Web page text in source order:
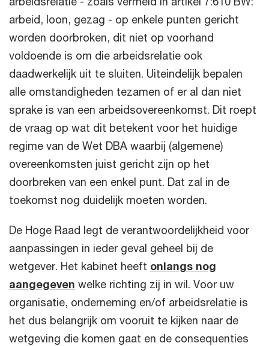
arbeid, loon, gezag - op enkele punten gericht
worden doorbroken, dit niet op voorhand
voldoende is om die arbeidsrelatie ook
daadwerkelijk uit te sluiten. Uiteindelijk bepalen
alle omstandigheden tezamen of er al dan niet
sprake is van een arbeidsovereenkomst. Dit roept
de vraag op wat dit betekent voor het huidige
regime van de Wet DBA waarbij (algemene)
overeenkomsten juist gericht zijn op het
doorbreken van een enkel punt. Dat zal in de
toekomst nog duidelijk moeten worden.
De Hoge Raad legt de verantwoordelijkheid voor
aanpassingen in ieder geval geheel bij de
wetgever. Het kabinet heeft onlangs nog
aangegeven welke richting zij in wil. Voor uw
organisatie, onderneming en/of arbeidsrelatie is
het dus belangrijk om vooruit te kijken naar de
wetgeving die komen gaat en de consequenties